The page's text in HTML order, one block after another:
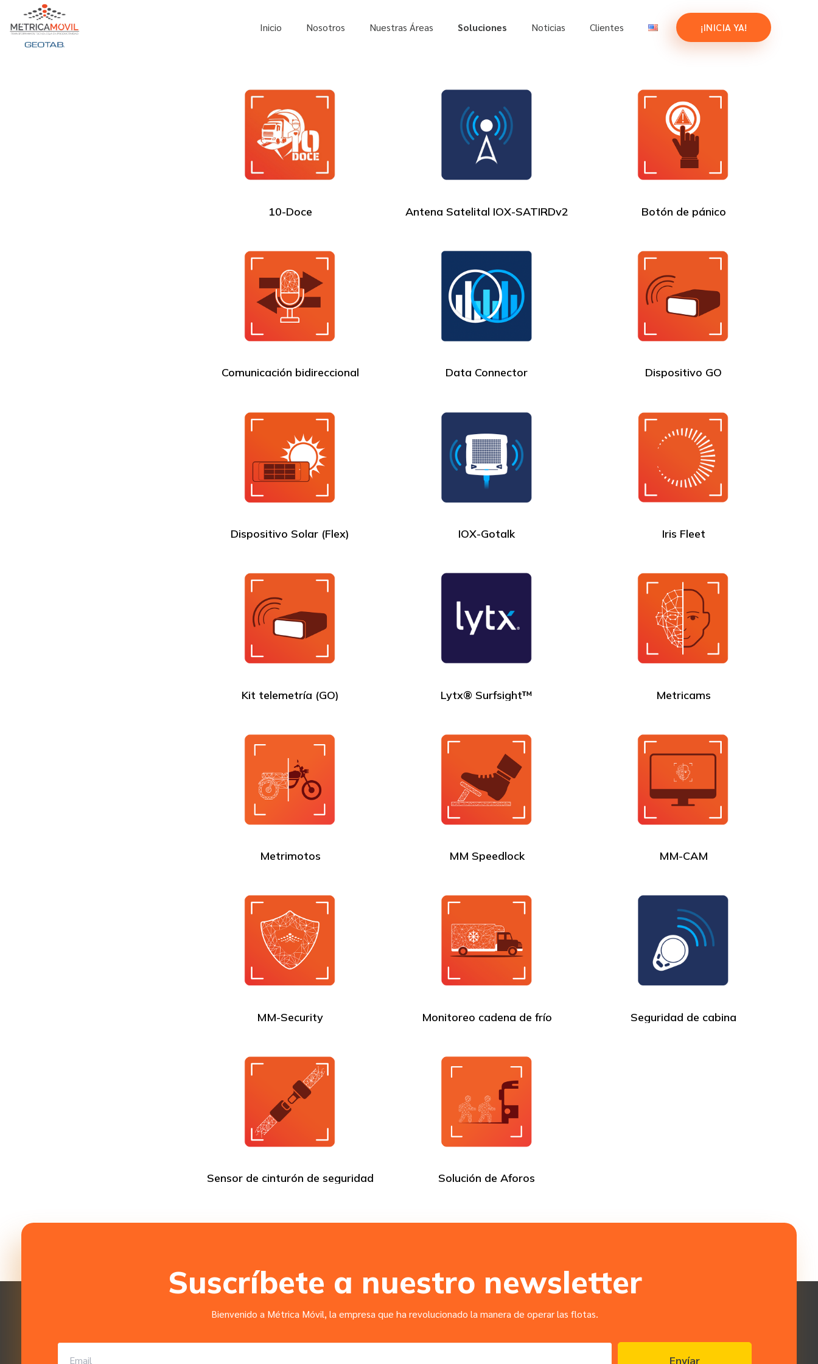
Inicio Nosotros Nuestras Áreas Soluciones Noticias Clientes ¡INICIA YA!
10-Doce Antena Satelital IOX-SATIRDv2 Botón de pánico
Comunicación bidireccional Data Connector Dispositivo GO
Dispositivo Solar (Flex) IOX-Gotalk Iris Fleet
Kit telemetría (GO) Lytx® Surfsight™ Metricams
Metrimotos MM Speedlock MM-CAM
MM-Security Monitoreo cadena de frío Seguridad de cabina
Sensor de cinturón de seguridad Solución de Aforos
Suscríbete a nuestro newsletter
Bienvenido a Métrica Móvil, la empresa que ha revolucionado la manera de operar las flotas.
Envíar